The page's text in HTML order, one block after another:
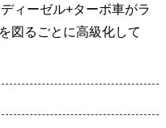
ィーゼル+ターボ車がラ
図るごとに高級化して